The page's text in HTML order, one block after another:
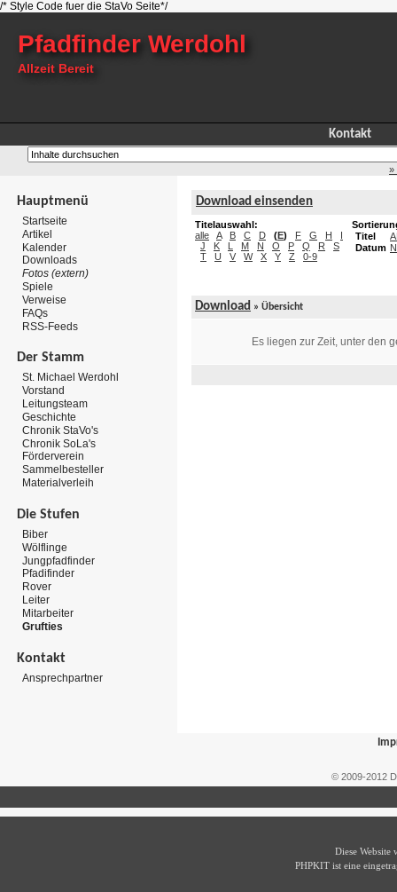
/* Style Code fuer die StaVo Seite*/
Pfadfinder Werdohl
Allzeit Bereit
Kontakt
»
Hauptmenü
Startseite
Artikel
Kalender
Downloads
Fotos (extern)
Spiele
Verweise
FAQs
RSS-Feeds
Der Stamm
St. Michael Werdohl
Vorstand
Leitungsteam
Geschichte
Chronik StaVo's
Chronik SoLa's
Förderverein
Sammelbesteller
Materialverleih
Die Stufen
Biber
Wölflinge
Jungpfadfinder
Pfadifinder
Rover
Leiter
Mitarbeiter
Grufties
Kontakt
Ansprechpartner
Download einsenden
Titelauswahl:
alle
A B C D (E) F G H
I
J
K L M N O P Q R
S
T
U V W X Y Z 0-9
Titel
Datum
Download » Übersicht
Es liegen zur Zeit, unter den
© 2009-2012
Diese Website
PHPKIT ist eine